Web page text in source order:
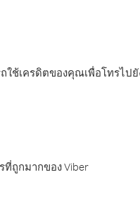
ใช้เครดิตของคุณเพื่อโทรไปยั
ที่ถูกมากของ Viber